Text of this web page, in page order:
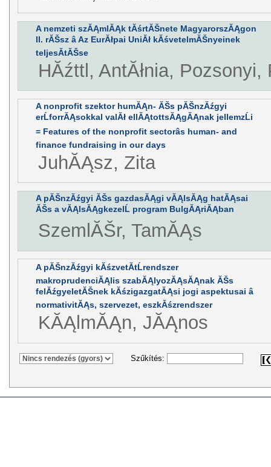
A nemzeti szĂĄmlĂĄk tĂśrtĂŠnete MagyarorszĂĄgon
II. rĂŠsz â Az EurĂłpai UniĂł kĂśvetelmĂŠnyeinek
teljesĂ­tĂŠse
HĂźttl, AntĂłnia, Pozsonyi,
A nonprofit szektor humĂĄn- ĂŠs pĂŠnzĂźgyi
erĹforrĂĄsokkal valĂł ellĂĄtottsĂĄgĂĄnak jellemzĹi
= Features of the nonprofit sectorâs human- and
finance fundraising in our days
JuhĂĄsz, Zita
A pĂŠnzĂźgyi ĂŠs gazdasĂĄgi vĂĄlsĂĄg hatĂĄsai
ĂŠs a vĂĄlsĂĄgkezelĹ program BulgĂĄriĂĄban
SzemlĂŠr, TamĂĄs
A pĂŠnzĂźgyi kĂśzvetĂ­tĹrendszer
makroprudenciĂĄlis szabĂĄlyozĂĄsĂĄnak ĂŠs
felĂźgyeletĂŠnek kĂśzigazgatĂĄsi jogi aspektusai â
normativitĂĄs, szervezet, eszkĂśzrendszer
KĂĄlmĂĄn, JĂĄnos
Szűkítés: